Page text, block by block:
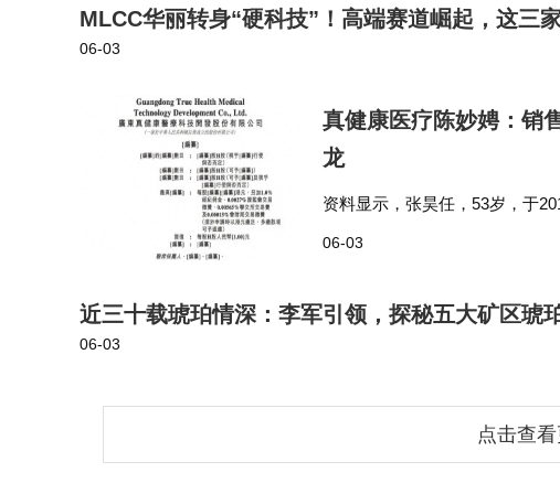
MLCC华丽转身“硬科技”！高端赛道崛起，这三
06-03
真健康医疗陈妙娉：销
龙
资料显示，张昊任，53岁，于
06-03
近三十载琥珀情深：李军引领，探秘五大矿区琥
06-03
点击查